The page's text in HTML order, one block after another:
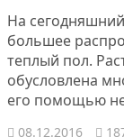
На
большее
теплый пол.
обусловлена
его помощью
08.12.2016